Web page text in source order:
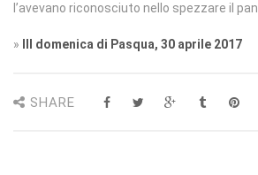
l’avevano riconosciuto nello spezzare il
» III domenica di Pasqua, 30 aprile 2017
SHARE